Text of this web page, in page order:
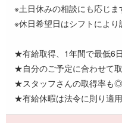
※土日休みの相談にも応じま
※休日希望日はシフトにより
★有給取得、1年間で最低6
★自分のご予定に合わせて取
★スタッフさんの取得率も◎
★有給休暇は法令に則り適